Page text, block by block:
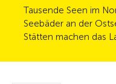
Tausende Seen im
Seebäder an der
Stätten machen das